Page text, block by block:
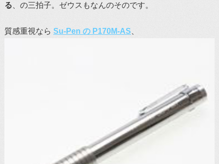
る 、の三拍子。ゼウスもなんのそのです。
質感重視なら Su-Pen の P170M-AS